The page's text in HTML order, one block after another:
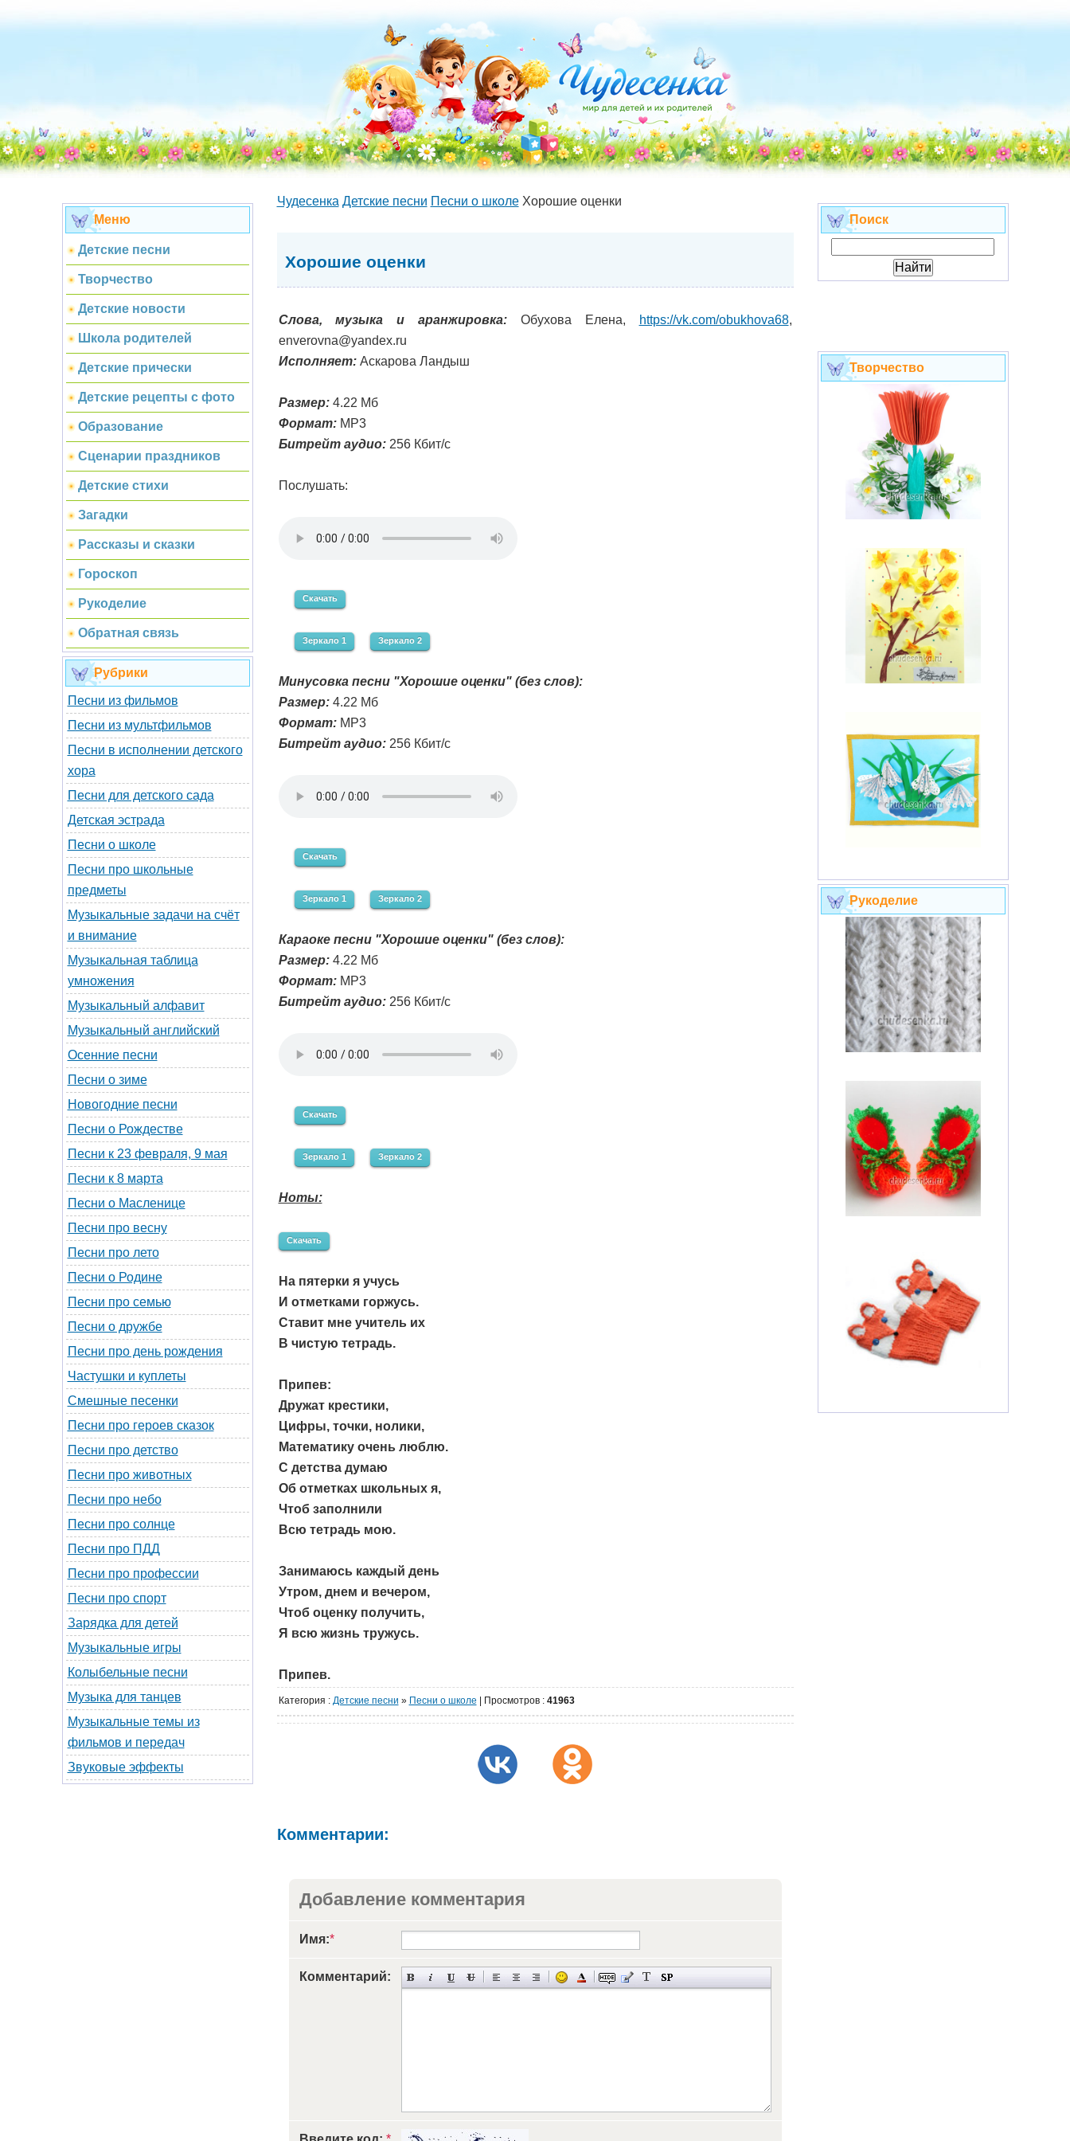
Меню
Детские песни
Творчество
Детские новости
Школа родителей
Детские прически
Детские рецепты с фото
Образование
Сценарии праздников
Детские стихи
Загадки
Рассказы и сказки
Гороскоп
Рукоделие
Обратная связь
Рубрики
Песни из фильмов
Песни из мультфильмов
Песни в исполнении детского
хора
Песни для детского сада
Детская эстрада
Песни о школе
Песни про школьные
предметы
Музыкальные задачи на счёт
и внимание
Музыкальная таблица
умножения
Музыкальный алфавит
Музыкальный английский
Осенние песни
Песни о зиме
Новогодние песни
Песни о Рождестве
Песни к 23 февраля, 9 мая
Песни к 8 марта
Песни о Масленице
Песни про весну
Песни про лето
Песни о Родине
Песни про семью
Песни о дружбе
Песни про день рождения
Частушки и куплеты
Смешные песенки
Песни про героев сказок
Песни про детство
Песни про животных
Песни про небо
Песни про солнце
Песни про ПДД
Песни про профессии
Песни про спорт
Зарядка для детей
Музыкальные игры
Колыбельные песни
Музыка для танцев
Музыкальные темы из
фильмов и передач
Звуковые эффекты
Чудесенка Детские песни Песни о школеХорошие оценки
Хорошие оценки
Слова, музыка и аранжировка: Обухова Елена, https://vk.com/obukhova68,
enverovna@yandex.ru
Исполняет:Аскарова Ландыш
Размер:4.22 Мб
Формат:MP3
Битрейт аудио:256 Кбит/с
Послушать:
Скачать
Зеркало 1 Зеркало 2
Минусовка песни "Хорошие оценки" (без слов):
Размер:4.22 Мб
Формат:MP3
Битрейт аудио:256 Кбит/с
Скачать
Зеркало 1 Зеркало 2
Караоке песни "Хорошие оценки" (без слов):
Размер:4.22 Мб
Формат:MP3
Битрейт аудио:256 Кбит/с
Скачать
Зеркало 1 Зеркало 2
Ноты:
Скачать
На пятерки я учусь
И отметками горжусь.
Ставит мне учитель их
В чистую тетрадь.
Припев:
Дружат крестики,
Цифры, точки, нолики,
Математику очень люблю.
С детства думаю
Об отметках школьных я,
Чтоб заполнили
Всю тетрадь мою.
Занимаюсь каждый день
Утром, днем и вечером,
Чтоб оценку получить,
Я всю жизнь тружусь.
Припев.
Категория : Детские песни » Песни о школе | Просмотров : 41963
Комментарии:
Добавление комментария
Имя:*
Комментарий:
Поиск
Творчество
Рукоделие